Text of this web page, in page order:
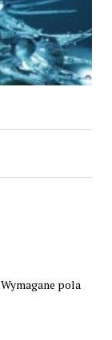
pola